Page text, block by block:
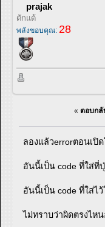
prajak
ดักแด้
พลังขอบคุณ: 28
« ตอบกลั
ลองแล้วerrorตอนเปิ
อันนี้เป็น code ที่ใส่ที่
อันนี้เป็น code ที่ใส่ไ
ไม่ทราบว่าผิดตรงไห